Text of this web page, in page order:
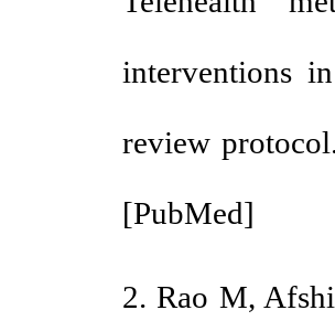
interventions
review
[PubMed]
2. Rao M,